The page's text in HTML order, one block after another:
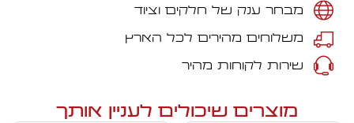
מבחר ענק של חלקים וציוד
משלוחים מהירים לכל הארץ
שירות לקוחות מהיר
מוצרים שיכולים לעניין אותך